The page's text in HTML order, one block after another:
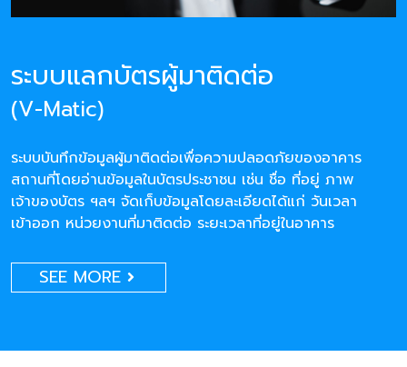
ระบบแลกบัตรผู้มาติดต่อ
(V-Matic)
ระบบบันทึกข้อมูลผู้มาติดต่อเพื่อความปลอดภัยของอาคาร
สถานที่โดยอ่านข้อมูลในบัตรประชาชน เช่น ชื่อ ที่อยู่ ภาพ
เจ้าของบัตร ฯลฯ จัดเก็บข้อมูลโดยละเอียดได้แก่ วันเวลา
เข้าออก หน่วยงานที่มาติดต่อ ระยะเวลาที่อยู่ในอาคาร
SEE MORE